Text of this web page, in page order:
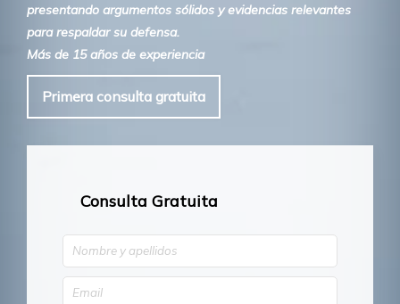
presentando argumentos sólidos y evidencias relevantes
para respaldar su defensa.
Más de 15 años de experiencia
Primera consulta gratuita
Consulta Gratuita